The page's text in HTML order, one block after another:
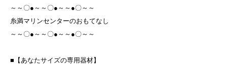
～～〇●～～〇●～～●〇～～
糸満マリンセンターのおもてなし
～～〇●～～〇●～～●〇～～
■【あなたサイズの専用器材】